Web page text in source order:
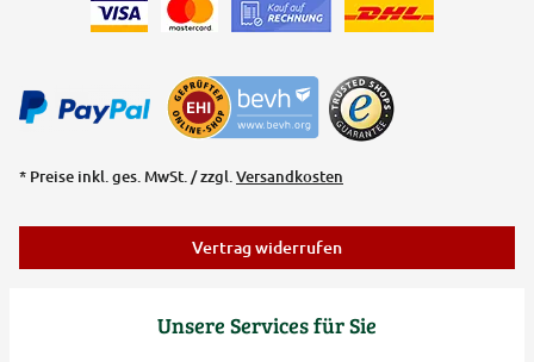
Unsere Services für Sie
* Preise inkl. ges. MwSt. / zzgl.Versandkosten
Vertrag widerrufen